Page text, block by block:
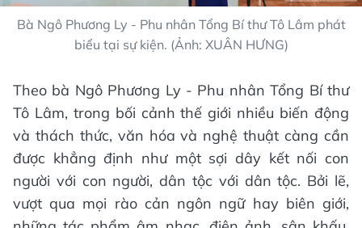
Bà Ngô Phương Ly - Phu nhân Tổng Bí thư Tô Lâm phát
biểu tại sự kiện. (Ảnh: XUÂN HƯNG)
Theo bà Ngô Phương Ly - Phu nhân Tổng Bí thư
Tô Lâm, trong bối cảnh thế giới nhiều biến động
và thách thức, văn hóa và nghệ thuật càng cần
được khẳng định như một sợi dây kết nối con
người với con người, dân tộc với dân tộc. Bởi lẽ,
vượt qua mọi rào cản ngôn ngữ hay biên giới,